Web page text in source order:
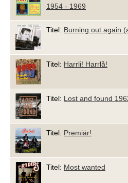
1954 - 1969
Titel: Burning out again
Titel: Harrli! Harrlå!
Titel: Lost and found
Titel: Premiär!
Titel: Most wanted